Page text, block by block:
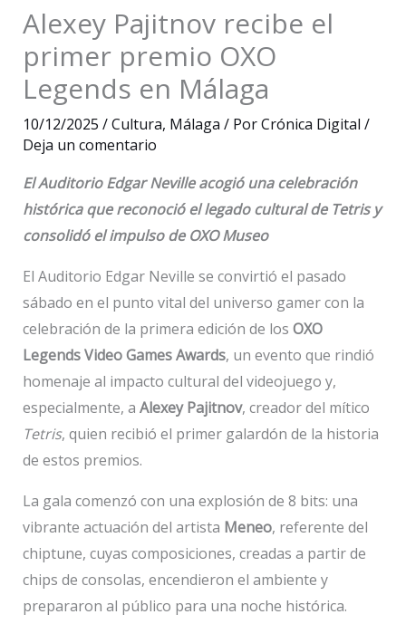
Alexey Pajitnov recibe el
primer premio OXO
Legends en Málaga
10/12/2025 /Cultura, Málaga / PorCrónica Digital /
Deja un comentario
El Auditorio Edgar Neville acogió una celebración
histórica que reconoció el legado cultural de Tetris y
consolidó el impulso de OXO Museo
El Auditorio Edgar Neville se convirtió el pasado
sábado en el punto vital del universo gamer con la
celebración de la primera edición de los OXO
Legends Video Games Awards, un evento que rindió
homenaje al impacto cultural del videojuego y,
especialmente, a Alexey Pajitnov, creador del mítico
Tetris, quien recibió el primer galardón de la historia
de estos premios.
La gala comenzó con una explosión de 8 bits: una
vibrante actuación del artista Meneo, referente del
chiptune, cuyas composiciones, creadas a partir de
chips de consolas, encendieron el ambiente y
prepararon al público para una noche histórica.